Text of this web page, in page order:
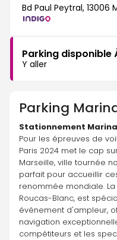
Bd Paul Peytral, 13006
Parking disponible
Y aller
Parking
Stationnement
Pour les épreuves de
Paris 2024 met le cap
Marseille, ville tournée
parfait pour accueillir
renommée mondiale.
Roucas-Blanc, est
événement d'ampleur,
navigation
compétiteurs et les